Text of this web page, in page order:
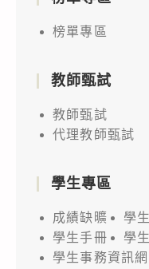
榜單專區
教師甄試
教師甄試
代理教師甄試
學生專區
成績缺曠
學
學生手冊
學
學生事務資訊網